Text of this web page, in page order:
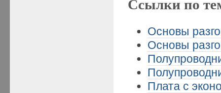
Ссылки по
Основы
Основы
Плата с